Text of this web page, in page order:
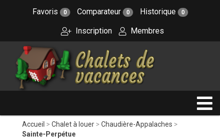
Favoris 0 Comparateur 0 Historique 0
Inscription Membres
Accueil Chalet à louer
Chaudière-Appalaches
Sainte-Perpétue